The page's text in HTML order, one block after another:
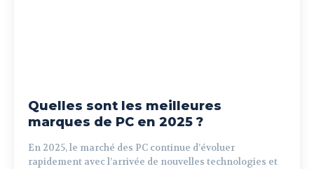
Quelles sont les meilleures
marques de PC en 2025 ?
En 2025, le marché des PC continue d’évoluer
rapidement avec l’arrivée de nouvelles technologies et